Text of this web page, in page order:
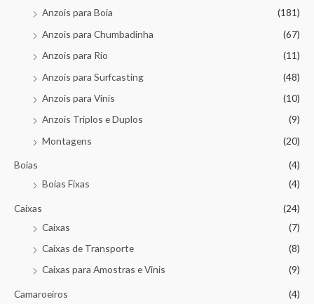
Anzois para Boia
(181)
Anzois para Chumbadinha
(67)
Anzois para Rio
(11)
Anzois para Surfcasting
(48)
Anzois para Vinis
(10)
Anzois Triplos e Duplos
(9)
Montagens
(20)
Boias
(4)
Boias Fixas
(4)
Caixas
(24)
Caixas
(7)
Caixas de Transporte
(8)
Caixas para Amostras e Vinis
(9)
Camaroeiros (4)